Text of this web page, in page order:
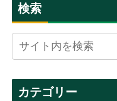
検索
カテゴリー